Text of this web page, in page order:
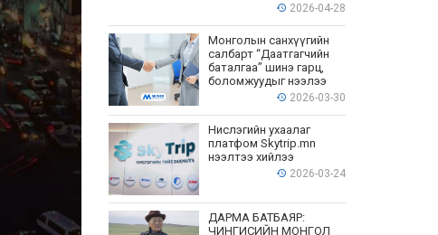
2026-04-28
Монголын санхүүгийн
салбарт “Даатгагчийн
баталгаа” шинэ гарц,
боломжуудыг нээлээ
2026-03-30
Нислэгийн ухаалаг
платфом Skytrip.mn
нээлтээ хийлээ
2026-03-24
ДАРМА БАТБАЯР:
ЧИНГИСИЙН МОНГОЛ